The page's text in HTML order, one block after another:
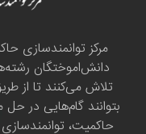
مرکز توانمندسازی
دانش‌اموختگان
تلاش می‌کنند تا از
بتوانند گام‌هایی در
حاکمیت، توانمندسازی